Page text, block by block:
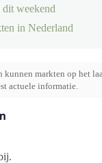
weekend
in Nederland
markten op het
actuele informatie.